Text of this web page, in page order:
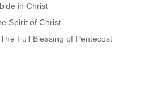
in Christ
Spirit of Christ
Full Blessing of Pentecost